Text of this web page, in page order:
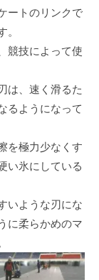
ートのリンクで
。
競技によって使
は、速く滑るた
るようになって
を極力少なくす
い氷にしている
いような刃にな
に柔らかめのマ